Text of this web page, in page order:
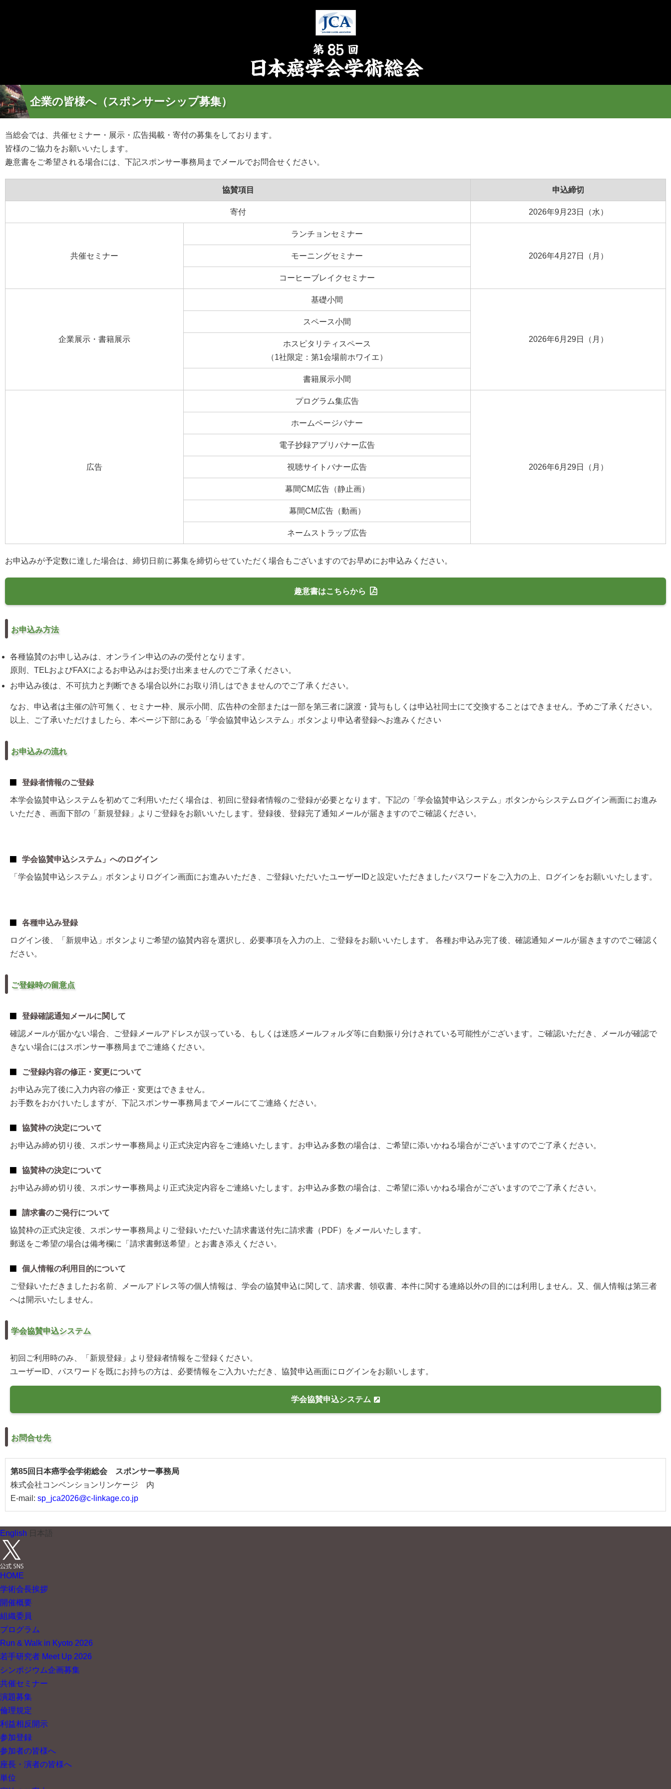
企業の皆様へ（スポンサーシップ募集）
当総会では、共催セミナー・展示・広告掲載・寄付の募集をしております。
皆様のご協力をお願いいたします。
趣意書をご希望される場合には、下記スポンサー事務局までメールでお問合せください。
協賛項目 申込締切
寄付 2026年9月23日（水）
共催セミナー
ランチョンセミナー
2026年4月27日（月）
モーニングセミナー
コーヒーブレイクセミナー
企業展示・書籍展示
基礎小間
2026年6月29日（月）
スペース小間
ホスピタリティスペース
（1社限定：第1会場前ホワイエ）
書籍展示小間
広告
プログラム集広告
2026年6月29日（月）
ホームページバナー
電子抄録アプリバナー広告
視聴サイトバナー広告
幕間CM広告（静止画）
幕間CM広告（動画）
ネームストラップ広告
お申込みが予定数に達した場合は、締切日前に募集を締切らせていただく場合もございますのでお早めにお申込みください。
趣意書はこちらから
お申込み方法
各種協賛のお申し込みは、オンライン申込のみの受付となります。
原則、TELおよびFAXによるお申込みはお受け出来ませんのでご了承ください。
お申込み後は、不可抗力と判断できる場合以外にお取り消しはできませんのでご了承ください。
なお、申込者は主催の許可無く、セミナー枠、展示小間、広告枠の全部または一部を第三者に譲渡・貸与もしくは申込社同士にて交換することはできません。予めご了承ください。
以上、ご了承いただけましたら、本ページ下部にある「学会協賛申込システム」ボタンより申込者登録へお進みください
お申込みの流れ
登録者情報のご登録
本学会協賛申込システムを初めてご利用いただく場合は、初回に登録者情報のご登録が必要となります。下記の「学会協賛申込システム」ボタンからシステムログイン画面にお進み
いただき、画面下部の「新規登録」よりご登録をお願いいたします。登録後、登録完了通知メールが届きますのでご確認ください。
学会協賛申込システム」へのログイン
「学会協賛申込システム」ボタンよりログイン画面にお進みいただき、ご登録いただいたユーザーIDと設定いただきましたパスワードをご入力の上、ログインをお願いいたします。
各種申込み登録
ログイン後、「新規申込」ボタンよりご希望の協賛内容を選択し、必要事項を入力の上、ご登録をお願いいたします。 各種お申込み完了後、確認通知メールが届きますのでご確認く
ださい。
ご登録時の留意点
登録確認通知メールに関して
確認メールが届かない場合、ご登録メールアドレスが誤っている、もしくは迷惑メールフォルダ等に自動振り分けされている可能性がございます。ご確認いただき、メールが確認で
きない場合にはスポンサー事務局までご連絡ください。
ご登録内容の修正・変更について
お申込み完了後に入力内容の修正・変更はできません。
お手数をおかけいたしますが、下記スポンサー事務局までメールにてご連絡ください。
協賛枠の決定について
お申込み締め切り後、スポンサー事務局より正式決定内容をご連絡いたします。お申込み多数の場合は、ご希望に添いかねる場合がございますのでご了承ください。
協賛枠の決定について
お申込み締め切り後、スポンサー事務局より正式決定内容をご連絡いたします。お申込み多数の場合は、ご希望に添いかねる場合がございますのでご了承ください。
請求書のご発行について
協賛枠の正式決定後、スポンサー事務局よりご登録いただいた請求書送付先に請求書（PDF）をメールいたします。
郵送をご希望の場合は備考欄に「請求書郵送希望」とお書き添えください。
個人情報の利用目的について
ご登録いただきましたお名前、メールアドレス等の個人情報は、学会の協賛申込に関して、請求書、領収書、本件に関する連絡以外の目的には利用しません。又、個人情報は第三者
へは開示いたしません。
学会協賛申込システム
初回ご利用時のみ、「新規登録」より登録者情報をご登録ください。
ユーザーID、パスワードを既にお持ちの方は、必要情報をご入力いただき、協賛申込画面にログインをお願いします。
学会協賛申込システム
お問合せ先
第85回日本癌学会学術総会 スポンサー事務局
株式会社コンベンションリンケージ 内
E-mail: sp_jca2026@c-linkage.co.jp
English 日本語
HOME
学術会長挨拶
開催概要
組織委員
プログラム
Run & Walk in Kyoto 2026
若手研究者 Meet Up 2026
シンポジウム企画募集
共催セミナー
演題募集
倫理規定
利益相反開示
参加登録
参加者の皆様へ
座長・演者の皆様へ
単位